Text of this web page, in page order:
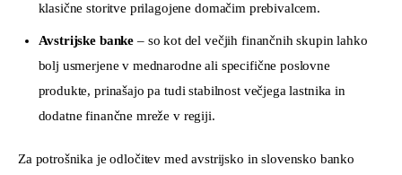
klasične storitve prilagojene domačim prebivalcem.
Avstrijske banke – so kot del večjih finančnih skupin lahko
bolj usmerjene v mednarodne ali specifične poslovne
produkte, prinašajo pa tudi stabilnost večjega lastnika in
dodatne finančne mreže v regiji.
Za potrošnika je odločitev med avstrijsko in slovensko banko